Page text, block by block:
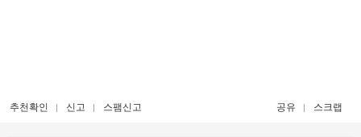
추천확인 신고 스팸신고 공유 스크랩